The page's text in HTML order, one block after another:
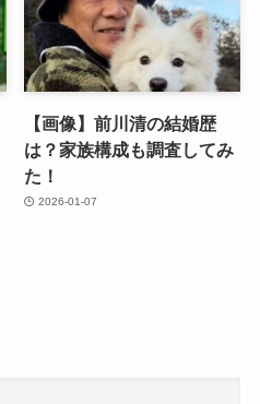
【画像】前川清の結婚歴
は？家族構成も調査してみ
た！
2026-01-07